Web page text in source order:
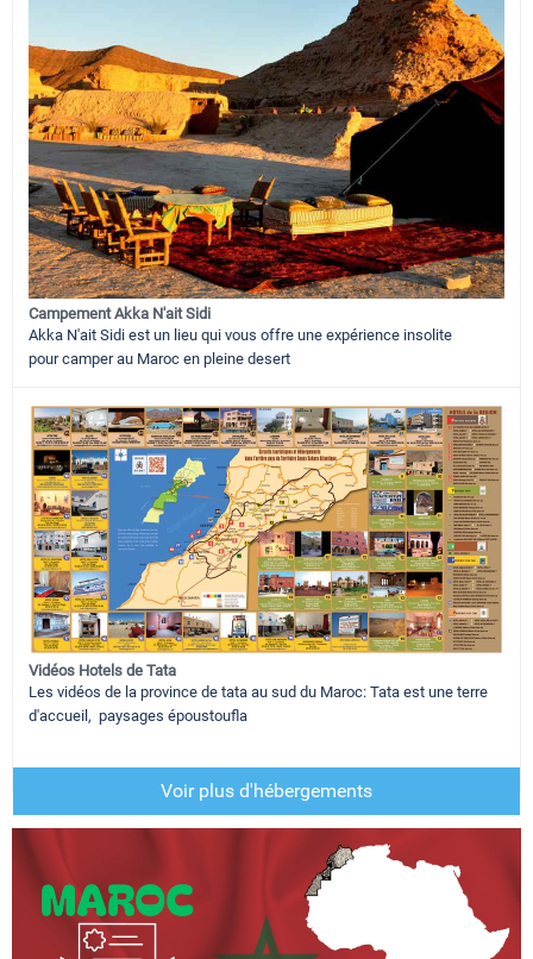
Campement Akka N'ait Sidi
Akka N'ait Sidi est un lieu qui vous offre une expérience insolite
pour camper au Maroc en pleine desert
Vidéos Hotels de Tata
Les vidéos de la province de tata au sud du Maroc: Tata est une terre
d'accueil, paysages époustoufla
Voir plus d'hébergements